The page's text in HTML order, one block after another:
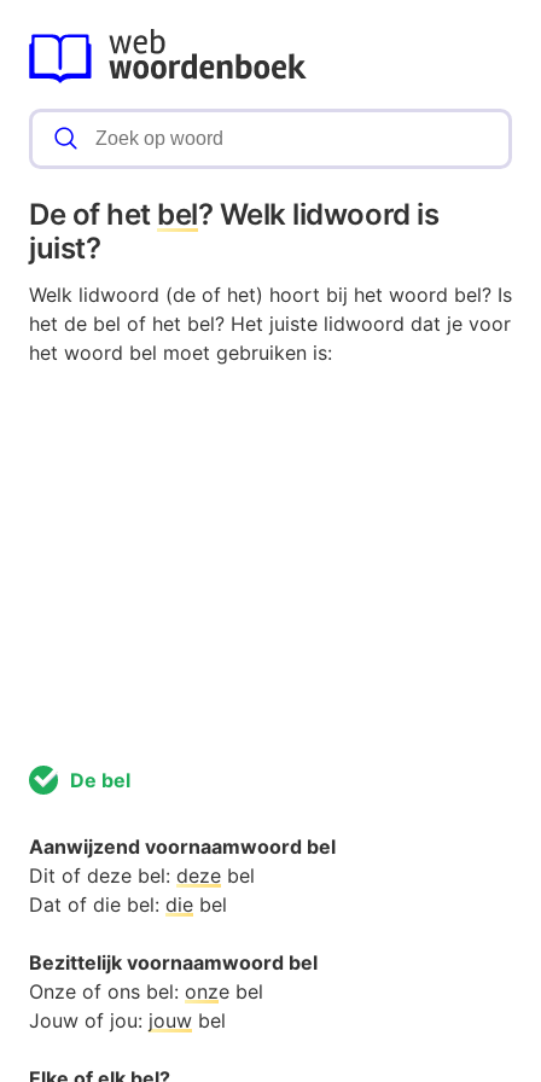
De of het bel? Welk lidwoord is
juist?
Welk lidwoord (de of het) hoort bij het woord bel? Is
het de bel of het bel? Het juiste lidwoord dat je voor
het woord bel moet gebruiken is:
De bel
Aanwijzend voornaamwoord bel
Dit of deze bel: deze bel
Dat of die bel: die bel
Bezittelijk voornaamwoord bel
Onze of ons bel: onze bel
Jouw of jou: jouw bel